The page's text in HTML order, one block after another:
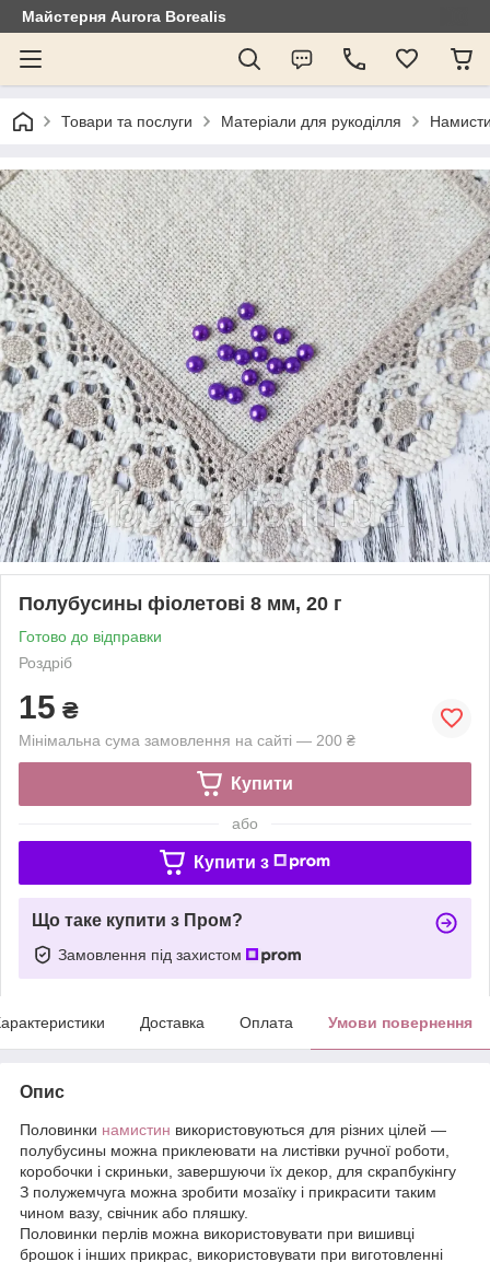
Майстерня Aurora Borealis
Товари та послуги Матеріали для рукоділля
Полубусины фіолетові 8 мм, 20 г
Готово до відправки
Роздріб
15 ₴
Мінімальна сума замовлення на сайті — 200 ₴
Купити
або
Купити з
Що таке купити з Пром?
Замовлення під захистом
Доставка Оплата Умови повернення
Опис
Половинки намистин використовуються для різних цілей —
полубусины можна приклеювати на листівки ручної роботи,
коробочки і скриньки, завершуючи їх декор, для скрапбукінгу
З полужемчуга можна зробити мозаїку і прикрасити таким
чином вазу, свічник або пляшку.
Половинки перлів можна використовувати при вишивці
брошок і інших прикрас, використовувати при виготовленні